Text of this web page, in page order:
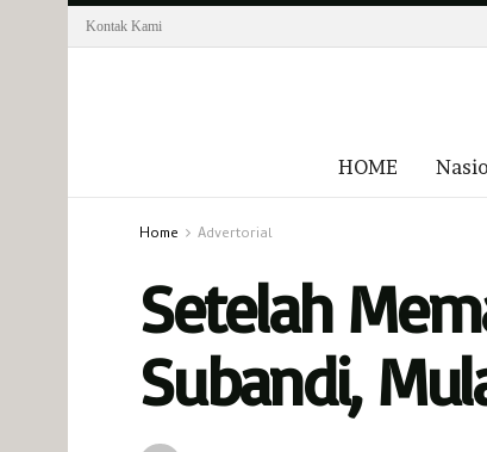
Kontak Kami
HOME
Home Advertorial
Setelah
Subandi,